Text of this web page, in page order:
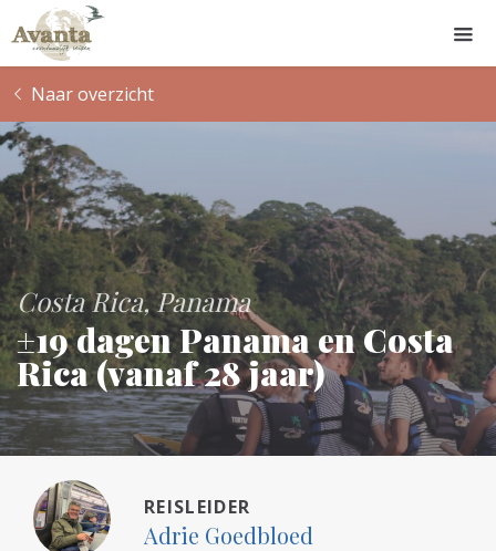
Naar overzicht
Costa Rica Panama
±19 dagen Panama en Costa
Rica (vanaf 28 jaar)
REISLEIDER
Adrie Goedbloed